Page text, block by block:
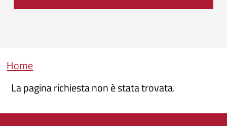
Briciole di pane
Home
La pagina richiesta non è stata trovata.